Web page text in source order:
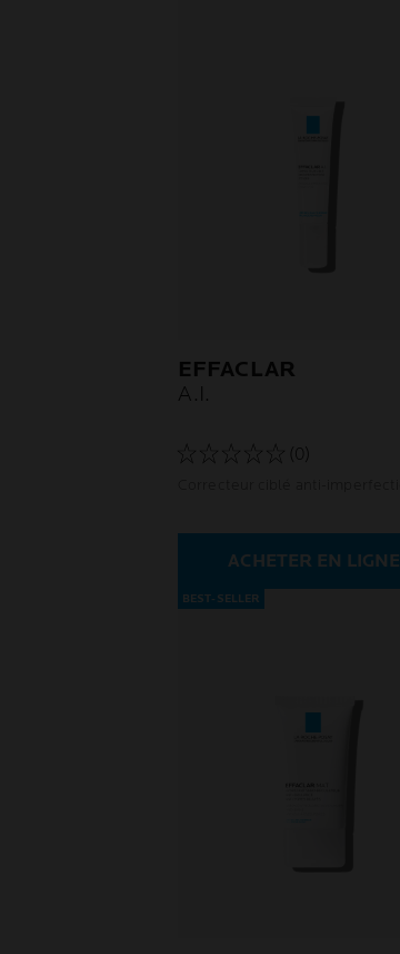
EFFACLAR
A.I.
(0)
ACHETER EN LIGNE
BEST-SELLER